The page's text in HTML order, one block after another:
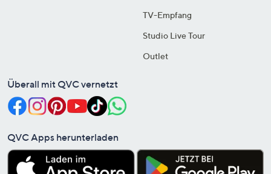
TV-Empfang
Studio Live Tour
Outlet
Überall mit QVC vernetzt
QVC Apps herunterladen